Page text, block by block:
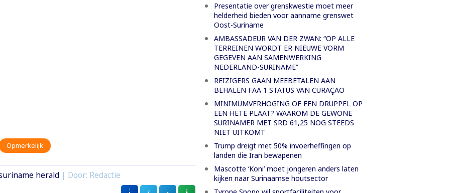
Opmerkelijk
herald| Door: Redactie
Presentatie over grenskwestie moet meer
helderheid bieden voor aanname grenswet
Oost-Suriname
AMBASSADEUR VAN DER ZWAN: “OP ALLE
TERREINEN WORDT ER NIEUWE VORM
GEGEVEN AAN SAMENWERKING
NEDERLAND-SURINAME”
REIZIGERS GAAN MEEBETALEN AAN
BEHALEN FAA 1 STATUS VAN CURAÇAO
MINIMUMVERHOGING OF EEN DRUPPEL OP
EEN HETE PLAAT? WAAROM DE GEWONE
SURINAMER MET SRD 61,25 NOG STEEDS
NIET UITKOMT
Trump dreigt met 50% invoerheffingen op
landen die Iran bewapenen
Mascotte ‘Koni’ moet jongeren anders laten
kijken naar Surinaamse houtsector